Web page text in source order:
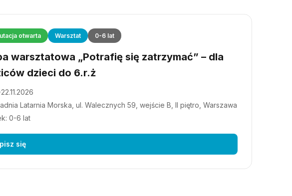
otwarta Warsztat 0-6 lat
warsztatowa „Potrafię się zatrzymać” – dla
dzieci do 6.r.ż
22.11.2026
Latarnia Morska, ul. Walecznych 59, wejście B, II piętro, Warszawa
0-6 lat
się